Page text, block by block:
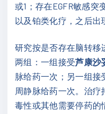
或1；存在EGFR敏感突
以及铂类化疗，之后出
研究按是否存在脑转移
两组：一组接受芦康沙
脉给药一次；另一组接
周静脉给药一次。治
毒性或其他需要停药的